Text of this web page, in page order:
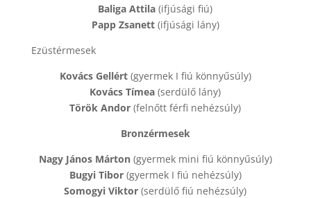
Baliga Attila (ifjúsági fiú)
Papp Zsanett(ifjúsági lány)
Ezüstérmesek
Kovács Gellért(gyermek I fiú könnyűsúly)
Kovács Tímea (serdülő lány)
Török Andor (felnőtt férfi nehézsúly)
Bronzérmesek
Nagy János Márton(gyermek mini fiú könnyűsúly)
Bugyi Tibor(gyermek I fiú nehézsúly)
Somogyi Viktor (serdülő fiú nehézsúly)